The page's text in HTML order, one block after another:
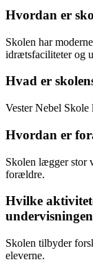
Hvordan er
Skolen har
idrætsfaciliteter og
Hvad er
Vester Nebel
Hvordan er
Skolen lægger stor
forældre.
Hvilke
Skolen tilbyder
eleverne.